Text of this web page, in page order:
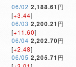
06/02 2,188.61 円
[+3.44]
06/03 2,200.21 円
[+11.60]
06/04 2,202.70円
[+2.48]
06/05 2,205.71 円